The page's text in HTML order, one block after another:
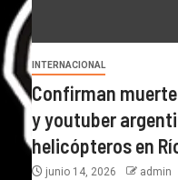
INTERNACIONAL
Confirman
y youtuber
helicópteros en
junio 14, 2026 admin